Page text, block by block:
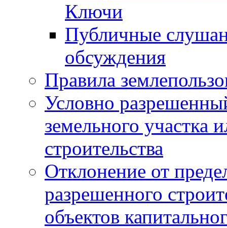
Ключи
Публичные
обсуждения
Правила
Условно
земельного участка
строительства
Отклонение от
разрешенного
объектов